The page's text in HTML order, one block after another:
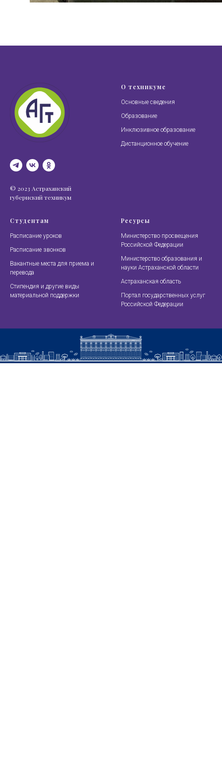
© 2023 Астраханский
губернский техникум
О техникуме
Основные сведения
Образование
Инклюзивное образование
Дистанционное обучение
Студентам
Расписание уроков
Расписание звонков
Вакантные места для приема и
перевода
Стипендия и другие виды
материальной поддержки
Ресурсы
Министерство просвещения
Российской Федерации
Министерство образования и
науки Астраханской области
Астраханская область
Портал государственных услуг
Российской Федерации